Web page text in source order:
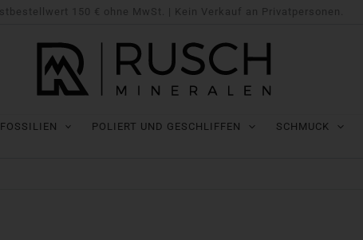
150 € ohne MwSt. | Kein Verkauf an Privatpersonen.
FOSSILIEN POLIERT UND GESCHLIFFEN SCHMUCK